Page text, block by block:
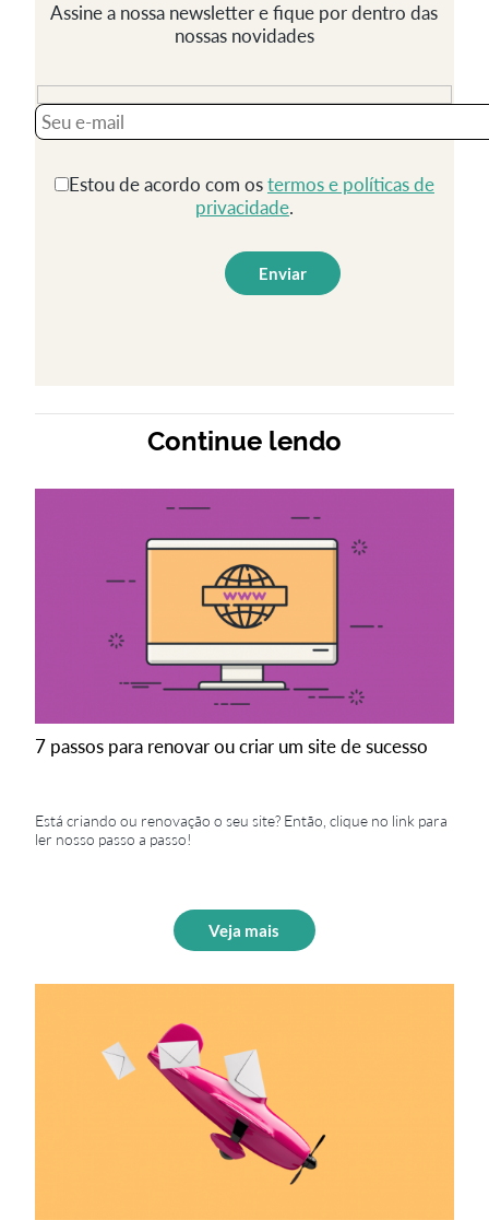
Assine a nossa newsletter e fique por dentro das
nossas novidades
Estou de acordo com ostermos e políticas de
privacidade.
Continue lendo
7 passos para renovar ou criar um site de sucesso
Está criando ou renovação o seu site? Então, clique no link para
ler nosso passo a passo!
Veja mais